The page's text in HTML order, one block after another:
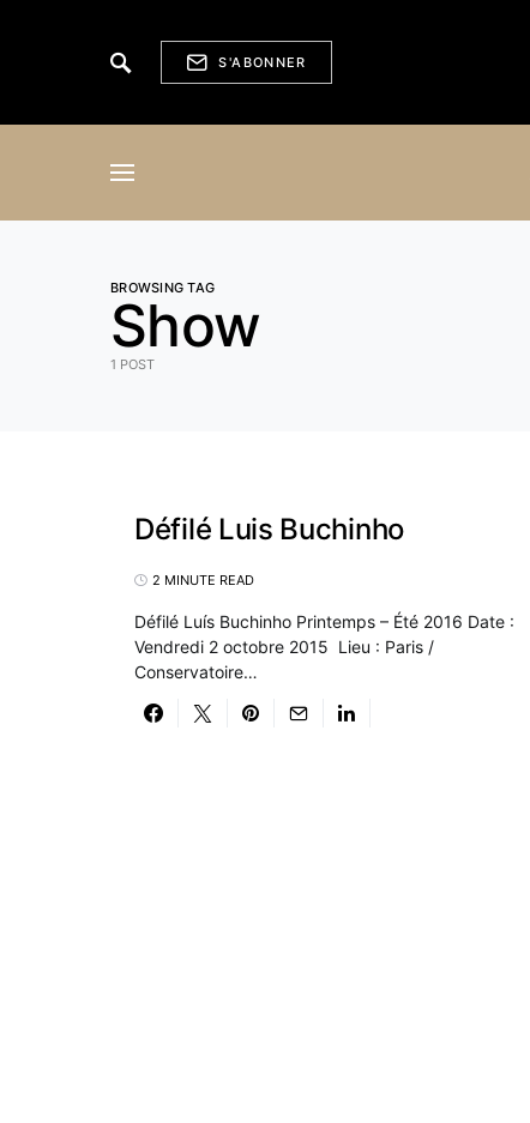
S'ABONNER
BROWSING TAG
Show
1 POST
Défilé Luis Buchinho
2 MINUTE READ
Défilé Luís Buchinho Printemps – Été 2016 Date :
Vendredi 2 octobre 2015 Lieu : Paris /
Conservatoire…